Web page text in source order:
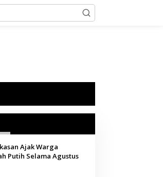
Ajak Warga
Putih Selama Agustus